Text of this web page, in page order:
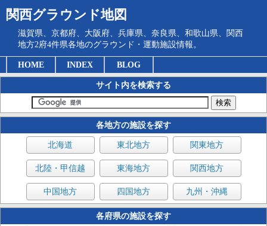
関西グラウンド地図
滋賀県、京都府、大阪府、兵庫県、奈良県、和歌山県、関西
地方2府4件県各地のグラウンド・運動施設情報。
HOME INDEX BLOG
サイト内を検索する
各地方の施設を探す
北海道 東北地方 関東地方
北陸・甲信越 東海地方 関西地方
中国地方 四国地方 九州・沖縄
各府県の施設を探す